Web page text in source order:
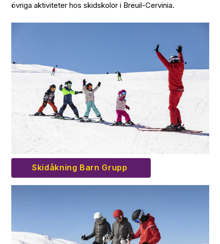
övriga aktiviteter hos skidskolor i Breuil-Cervinia.
Skidåkning Barn Grupp